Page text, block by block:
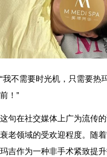
“我不需要时光机，只需要热
前！”
这句在社交媒体上广为流传
衰老领域的受欢迎程度。随
玛吉作为一种非手术紧致提